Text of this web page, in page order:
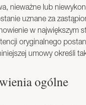
nieważne lub
uznane za
w największym
oryginalnego
umowy określi
ogólne